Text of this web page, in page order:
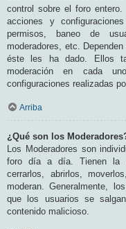
control sobre el foro
acciones y
permisos, baneo de
moderadores, etc.
éste les ha dado. Ellos
moderación en cada
configuraciones realizadas
Arriba
¿Qué son los
Los Moderadores son
foro día a día. Tienen la
cerrarlos, abrirlos,
moderan. Generalmente,
que los usuarios se
contenido malicioso.